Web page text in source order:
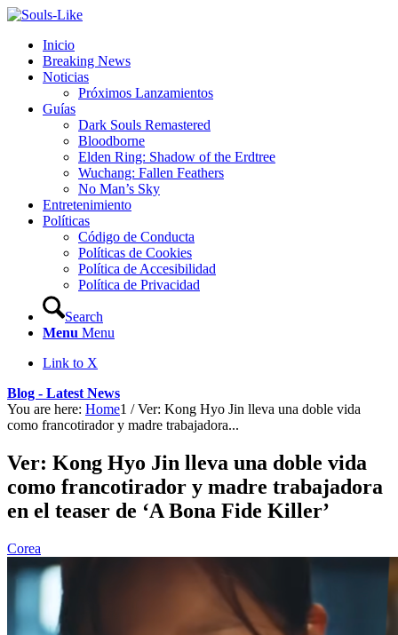
Inicio
Breaking News
Noticias
Próximos Lanzamientos
Guías
Dark Souls Remastered
Bloodborne
Elden Ring: Shadow of the Erdtree
Wuchang: Fallen Feathers
No Man’s Sky
Entretenimiento
Políticas
Código de Conducta
Políticas de Cookies
Política de Accesibilidad
Política de Privacidad
Search
Menu Menu
Link to X
Blog - Latest News
You are here: Home1 / Ver: Kong Hyo Jin lleva una doble vida
como francotirador y madre trabajadora...
Ver: Kong Hyo Jin lleva una doble vida
como francotirador y madre trabajadora
en el teaser de ‘A Bona Fide Killer’
Corea